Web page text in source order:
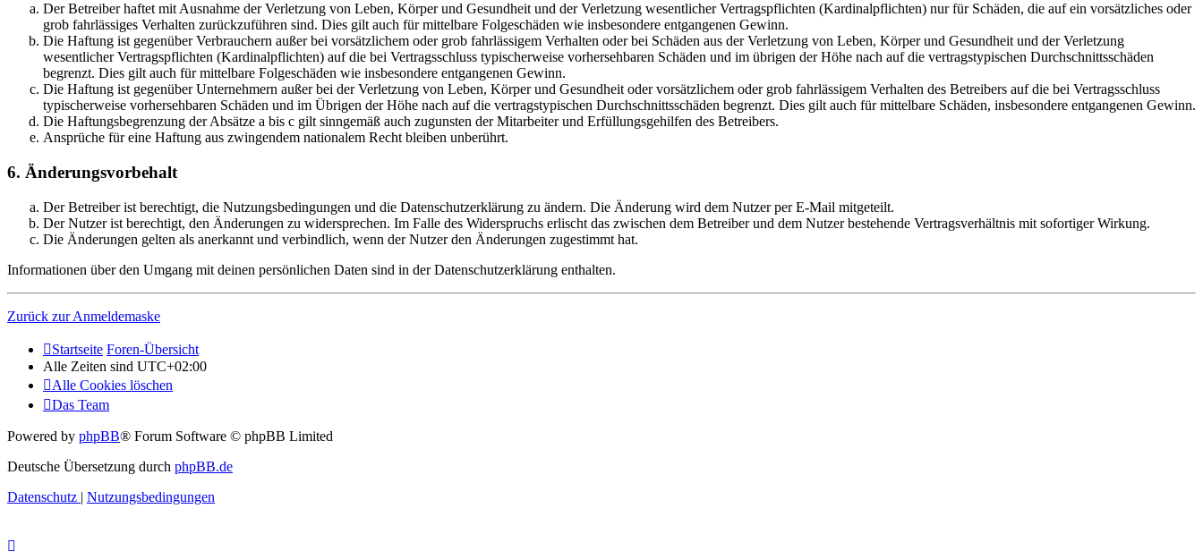
Der Betreiber haftet mit Ausnahme der Verletzung von Leben, Körper und Gesundheit und der Verletzung wesentlicher Vertragspflichten (Kardinalpflichten) nur für Schäden, die auf ein vorsätzliches oder
grob fahrlässiges Verhalten zurückzuführen sind. Dies gilt auch für mittelbare Folgeschäden wie insbesondere entgangenen Gewinn.
Die Haftung ist gegenüber Verbrauchern außer bei vorsätzlichem oder grob fahrlässigem Verhalten oder bei Schäden aus der Verletzung von Leben, Körper und Gesundheit und der Verletzung
wesentlicher Vertragspflichten (Kardinalpflichten) auf die bei Vertragsschluss typischerweise vorhersehbaren Schäden und im übrigen der Höhe nach auf die vertragstypischen Durchschnittsschäden
begrenzt. Dies gilt auch für mittelbare Folgeschäden wie insbesondere entgangenen Gewinn.
Die Haftung ist gegenüber Unternehmern außer bei der Verletzung von Leben, Körper und Gesundheit oder vorsätzlichem oder grob fahrlässigem Verhalten des Betreibers auf die bei Vertragsschluss
typischerweise vorhersehbaren Schäden und im Übrigen der Höhe nach auf die vertragstypischen Durchschnittsschäden begrenzt. Dies gilt auch für mittelbare Schäden, insbesondere entgangenen Gewinn.
Die Haftungsbegrenzung der Absätze a bis c gilt sinngemäß auch zugunsten der Mitarbeiter und Erfüllungsgehilfen des Betreibers.
Ansprüche für eine Haftung aus zwingendem nationalem Recht bleiben unberührt.
6. Änderungsvorbehalt
Der Betreiber ist berechtigt, die Nutzungsbedingungen und die Datenschutzerklärung zu ändern. Die Änderung wird dem Nutzer per E-Mail mitgeteilt.
Der Nutzer ist berechtigt, den Änderungen zu widersprechen. Im Falle des Widerspruchs erlischt das zwischen dem Betreiber und dem Nutzer bestehende Vertragsverhältnis mit sofortiger Wirkung.
Die Änderungen gelten als anerkannt und verbindlich, wenn der Nutzer den Änderungen zugestimmt hat.
Informationen über den Umgang mit deinen persönlichen Daten sind in der Datenschutzerklärung enthalten.
Zurück zur Anmeldemaske
Startseite Foren-Übersicht
Alle Zeiten sind UTC+02:00
Alle Cookies löschen
Das Team
Powered by phpBB® Forum Software © phpBB Limited
Deutsche Übersetzung durch phpBB.de
Datenschutz | Nutzungsbedingungen